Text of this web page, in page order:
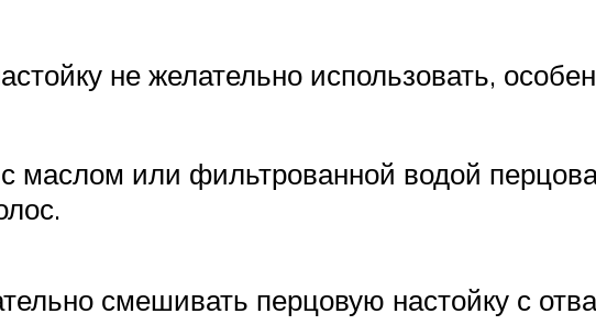
не желательно использовать,
маслом или фильтрованной водой
смешивать перцовую настойку с